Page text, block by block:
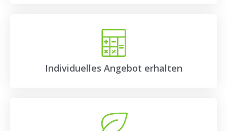
Individuelles Angebot erhalten